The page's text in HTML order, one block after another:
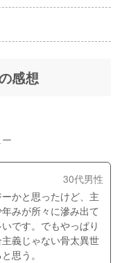
感想
30代男性
かと思ったけど、主
みが所々に滲み出て
です。でもやっぱり
義じゃない骨太異世
思う。